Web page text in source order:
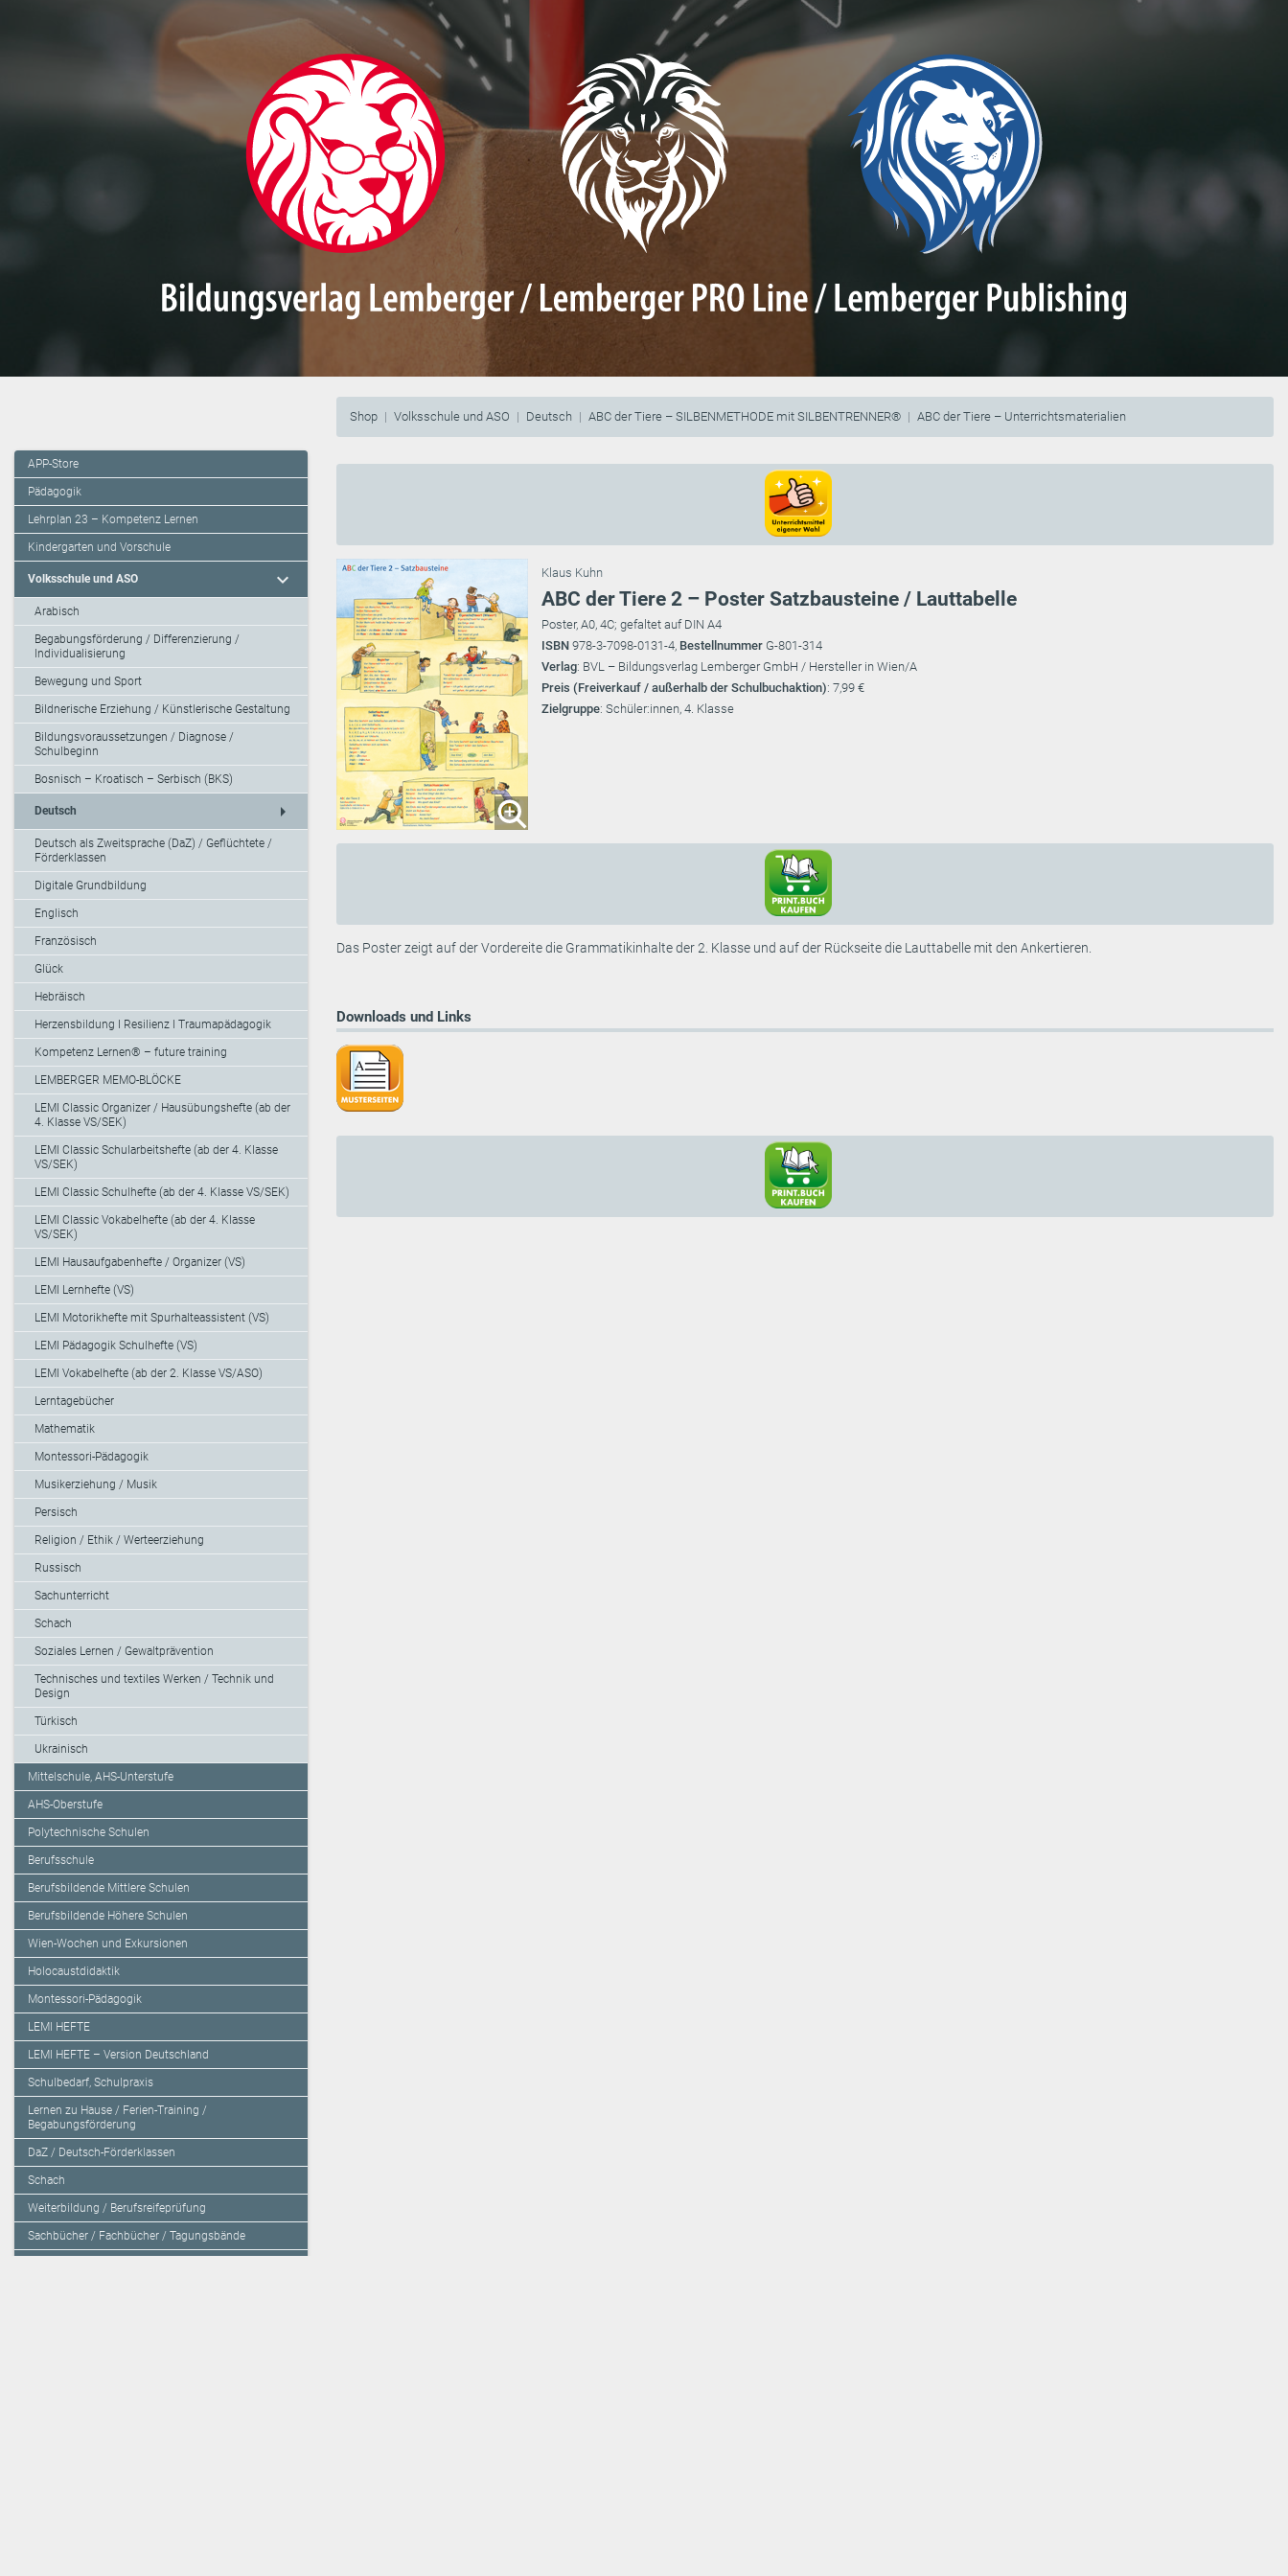
Shop Volksschule und ASO Deutsch ABC der Tiere – SILBENMETHODE mit SILBENTRENNER® ABC der Tiere – Unterrichtsmaterialien
APP-Store
Pädagogik
Lehrplan 23 – Kompetenz Lernen
Kindergarten und Vorschule
Volksschule und ASO expand_more
Arabisch
Begabungsförderung / Differenzierung /
Individualisierung
Bewegung und Sport
Bildnerische Erziehung / Künstlerische Gestaltung
Bildungsvoraussetzungen / Diagnose /
Schulbeginn
Bosnisch – Kroatisch – Serbisch (BKS)
Deutsch arrow_right
Deutsch als Zweitsprache (DaZ) / Geflüchtete /
Förderklassen
Digitale Grundbildung
Englisch
Französisch
Glück
Hebräisch
Herzensbildung I Resilienz I Traumapädagogik
Kompetenz Lernen® – future training
LEMBERGER MEMO-BLÖCKE
LEMI Classic Organizer / Hausübungshefte (ab der
4. Klasse VS/SEK)
LEMI Classic Schularbeitshefte (ab der 4. Klasse
VS/SEK)
LEMI Classic Schulhefte (ab der 4. Klasse VS/SEK)
LEMI Classic Vokabelhefte (ab der 4. Klasse
VS/SEK)
LEMI Hausaufgabenhefte / Organizer (VS)
LEMI Lernhefte (VS)
LEMI Motorikhefte mit Spurhalteassistent (VS)
LEMI Pädagogik Schulhefte (VS)
LEMI Vokabelhefte (ab der 2. Klasse VS/ASO)
Lerntagebücher
Mathematik
Montessori-Pädagogik
Musikerziehung / Musik
Persisch
Religion / Ethik / Werteerziehung
Russisch
Sachunterricht
Schach
Soziales Lernen / Gewaltprävention
Technisches und textiles Werken / Technik und
Design
Türkisch
Ukrainisch
Mittelschule, AHS-Unterstufe
AHS-Oberstufe
Polytechnische Schulen
Berufsschule
Berufsbildende Mittlere Schulen
Berufsbildende Höhere Schulen
Wien-Wochen und Exkursionen
Holocaustdidaktik
Montessori-Pädagogik
LEMI HEFTE
LEMI HEFTE – Version Deutschland
Schulbedarf, Schulpraxis
Lernen zu Hause / Ferien-Training /
Begabungsförderung
DaZ / Deutsch-Förderklassen
Schach
Weiterbildung / Berufsreifeprüfung
Sachbücher / Fachbücher / Tagungsbände
Klaus Kuhn
ABC der Tiere 2 – Poster Satzbausteine / Lauttabelle
Poster, A0, 4C; gefaltet auf DIN A4
ISBN 978-3-7098-0131-4, Bestellnummer G-801-314
Verlag: BVL – Bildungsverlag Lemberger GmbH / Hersteller in Wien/A
Preis (Freiverkauf / außerhalb der Schulbuchaktion): 7,99 €
Zielgruppe: Schüler:innen, 4. Klasse
Das Poster zeigt auf der Vordereite die Grammatikinhalte der 2. Klasse und auf der Rückseite die Lauttabelle mit den Ankertieren.
Downloads und Links